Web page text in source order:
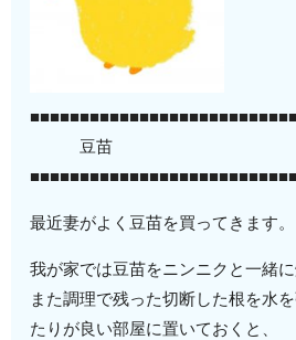
豆苗
最近妻がよく豆苗を買ってきます。
我が家では豆苗をニンニクと一緒に
また調理で残った切断した根を水
たりが良い部屋に置いておくと、